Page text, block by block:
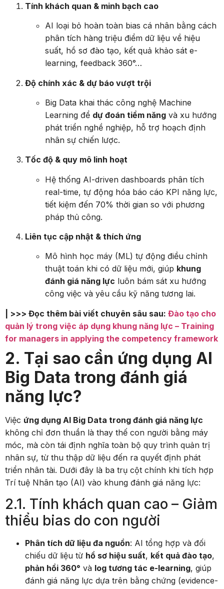
Tính khách quan & minh bạch cao
AI loại bỏ hoàn toàn bias cá nhân bằng cách
phân tích hàng triệu điểm dữ liệu về hiệu
suất, hồ sơ đào tạo, kết quả khảo sát e-
learning, feedback 360°…
Độ chính xác & dự báo vượt trội
Big Data khai thác công nghệ Machine
Learning để dự đoán tiềm năng và xu hướng
phát triển nghề nghiệp, hỗ trợ hoạch định
nhân sự chiến lược.
Tốc độ & quy mô linh hoạt
Hệ thống AI-driven dashboards phân tích
real-time, tự động hóa báo cáo KPI năng lực,
tiết kiệm đến 70% thời gian so với phương
pháp thủ công.
Liên tục cập nhật & thích ứng
Mô hình học máy (ML) tự động điều chỉnh
thuật toán khi có dữ liệu mới, giúp khung
đánh giá năng lực luôn bám sát xu hướng
công việc và yêu cầu kỹ năng tương lai.
| >>> Đọc thêm bài viết chuyên sâu sau: Đào tạo cho
quản lý trong việc áp dụng khung năng lực – Training
for managers in applying the competency framework
2. Tại sao cần ứng dụng AI
Big Data trong đánh giá
năng lực?
Việc ứng dụng AI Big Data trong đánh giá năng lực
không chỉ đơn thuần là thay thế con người bằng máy
móc, mà còn tái định nghĩa toàn bộ quy trình quản trị
nhân sự, từ thu thập dữ liệu đến ra quyết định phát
triển nhân tài. Dưới đây là ba trụ cột chính khi tích hợp
Trí tuệ Nhân tạo (AI) vào khung đánh giá năng lực:
2.1. Tính khách quan cao – Giảm
thiểu bias do con người
Phân tích dữ liệu đa nguồn: AI tổng hợp và đối
chiếu dữ liệu từ hồ sơ hiệu suất, kết quả đào tạo,
phản hồi 360° và log tương tác e-learning, giúp
đánh giá năng lực dựa trên bằng chứng (evidence-